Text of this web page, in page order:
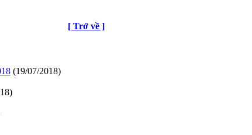
[ Trở về ]
(19/07/2018)